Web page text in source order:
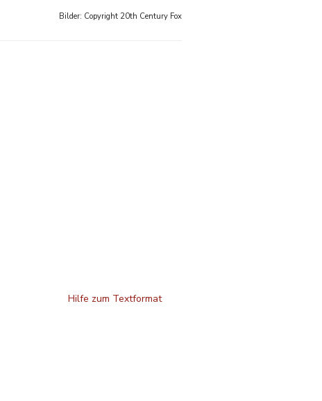
Bilder: Copyright 20th Century Fox
Hilfe zum Textformat